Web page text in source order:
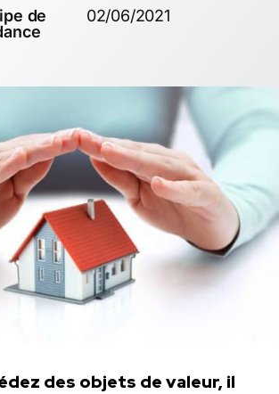
de
02/06/2021
des objets de valeur, il